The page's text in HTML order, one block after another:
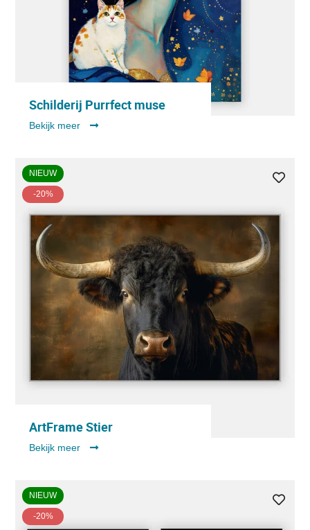
Schilderij Purrfect muse
Bekijk meer
NIEUW
-20%
ArtFrame Stier
Bekijk meer
NIEUW
-20%